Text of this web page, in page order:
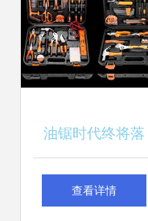
油锯时代终将落
幕？揭秘新型五金
查看详情